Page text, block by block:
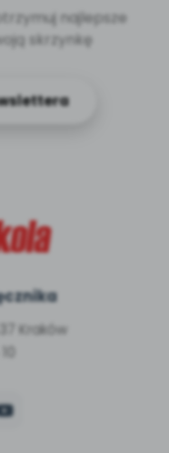
najlepsze
skrzynkę
Kraków